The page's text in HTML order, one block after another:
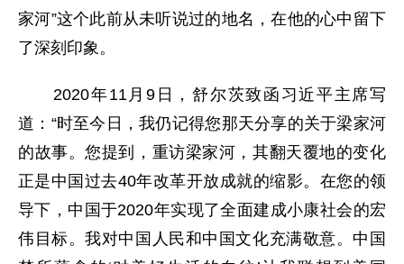
家河”这个此前从未听说过的地名，在他的心中留下
了深刻印象。
2020年11月9日，舒尔茨致函习近平主席写
道：“时至今日，我仍记得您那天分享的关于梁家河
的故事。您提到，重访梁家河，其翻天覆地的变化
正是中国过去40年改革开放成就的缩影。在您的领
导下，中国于2020年实现了全面建成小康社会的宏
伟目标。我对中国人民和中国文化充满敬意。中国